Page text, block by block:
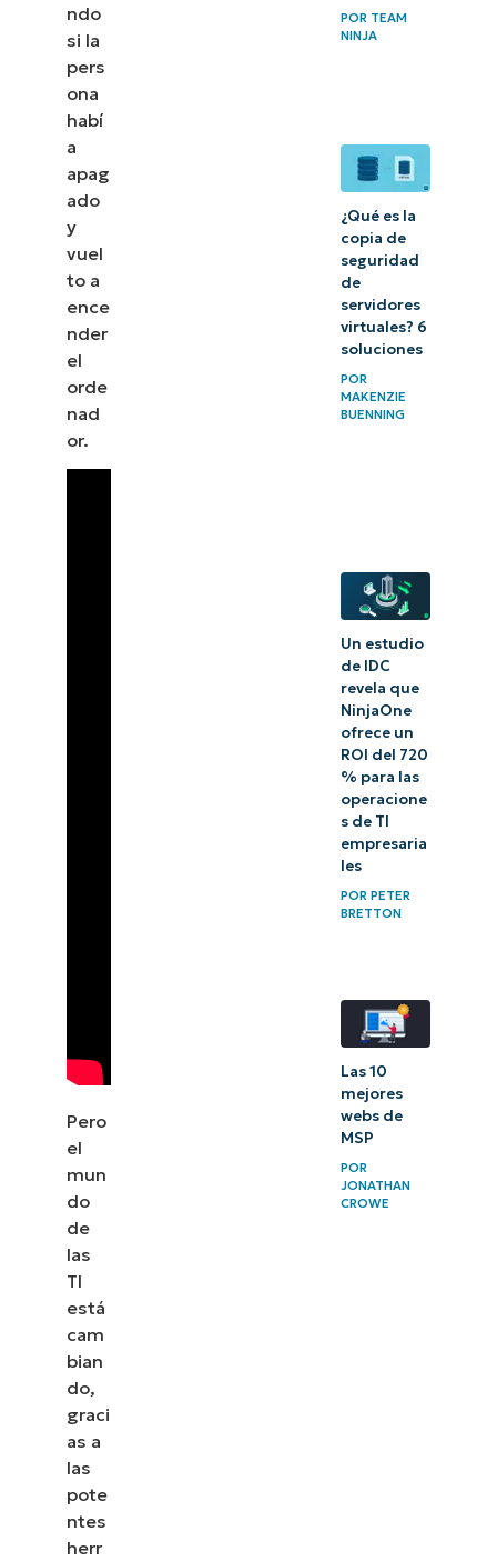
ndo
si la
pers
ona
habí
a
apag
ado
y
vuel
to a
ence
nder
el
orde
nad
or.
Pero
el
mun
do
de
las
TI
está
cam
bian
do,
graci
as a
las
pote
ntes
herr
POR TEAM
NINJA
¿Qué es la
copia de
seguridad
de
servidores
virtuales? 6
soluciones
POR
MAKENZIE
BUENNING
Un estudio
de IDC
revela que
NinjaOne
ofrece un
ROI del 720
% para las
operacione
s de TI
empresaria
les
POR PETER
BRETTON
Las 10
mejores
webs de
MSP
POR
JONATHAN
CROWE